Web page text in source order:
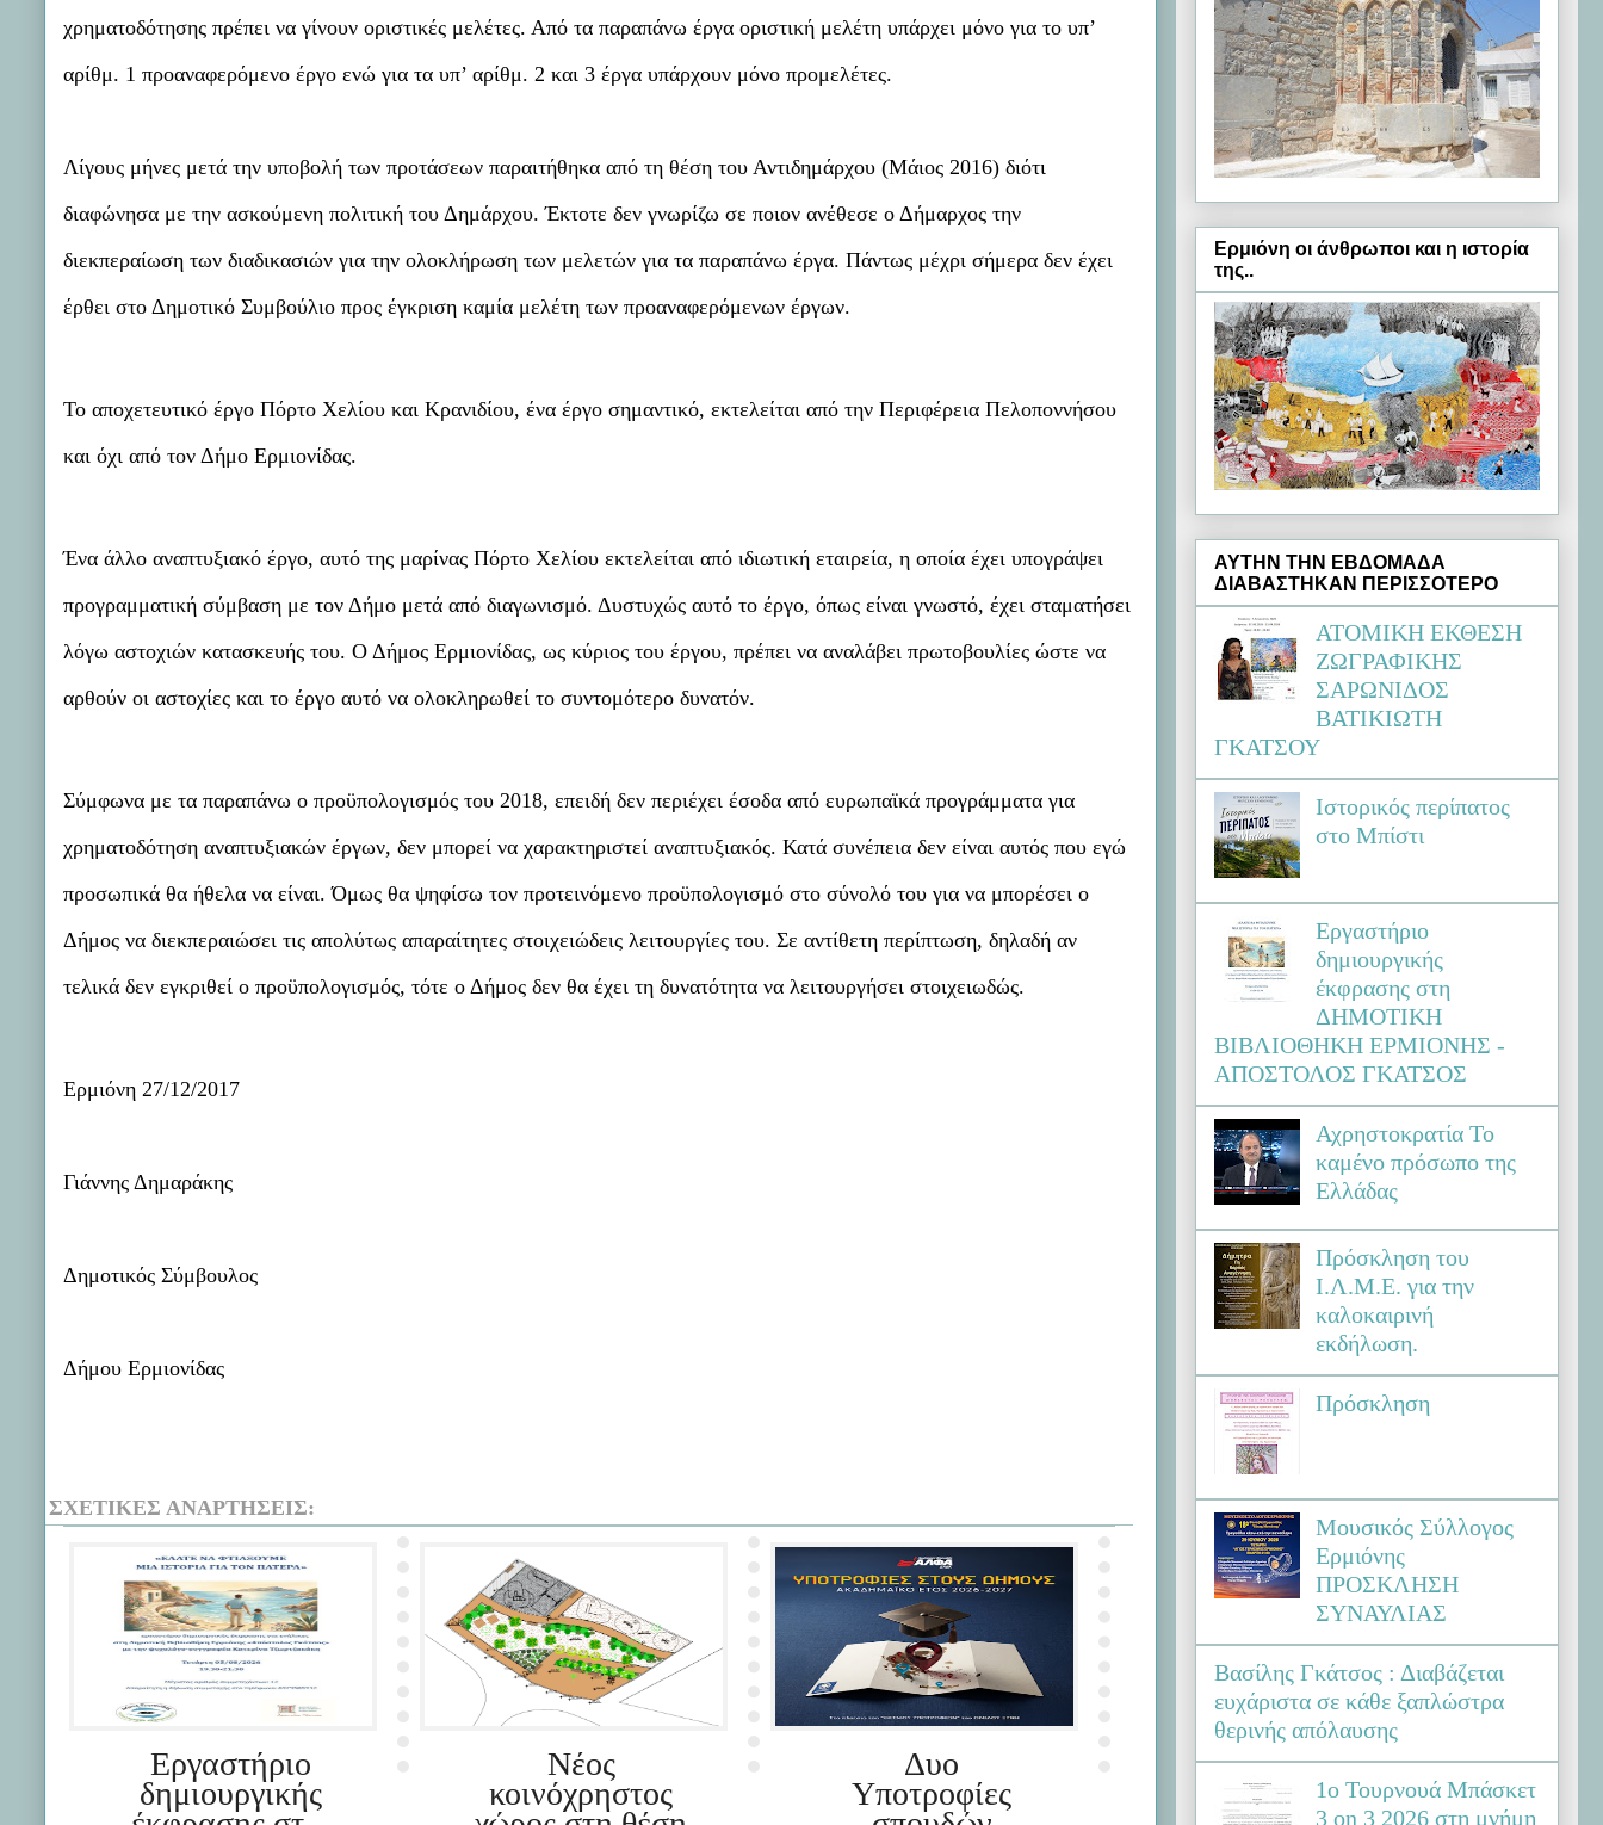
χρηματοδότησης πρέπει να γίνουν οριστικές μελέτες. Από τα παραπάνω έργα οριστική μελέτη υπάρχει μόνο για το υπ’
αρίθμ. 1 προαναφερόμενο έργο ενώ για τα υπ’ αρίθμ. 2 και 3 έργα υπάρχουν μόνο προμελέτες.
Λίγους μήνες μετά την υποβολή των προτάσεων παραιτήθηκα από τη θέση του Αντιδημάρχου (Μάιος 2016) διότι
διαφώνησα με την ασκούμενη πολιτική του Δημάρχου. Έκτοτε δεν γνωρίζω σε ποιον ανέθεσε ο Δήμαρχος την
διεκπεραίωση των διαδικασιών για την ολοκλήρωση των μελετών για τα παραπάνω έργα. Πάντως μέχρι σήμερα δεν έχει
έρθει στο Δημοτικό Συμβούλιο προς έγκριση καμία μελέτη των προαναφερόμενων έργων.
Το αποχετευτικό έργο Πόρτο Χελίου και Κρανιδίου, ένα έργο σημαντικό, εκτελείται από την Περιφέρεια Πελοποννήσου
και όχι από τον Δήμο Ερμιονίδας.
Ένα άλλο αναπτυξιακό έργο, αυτό της μαρίνας Πόρτο Χελίου εκτελείται από ιδιωτική εταιρεία, η οποία έχει υπογράψει
προγραμματική σύμβαση με τον Δήμο μετά από διαγωνισμό. Δυστυχώς αυτό το έργο, όπως είναι γνωστό, έχει σταματήσει
λόγω αστοχιών κατασκευής του. Ο Δήμος Ερμιονίδας, ως κύριος του έργου, πρέπει να αναλάβει πρωτοβουλίες ώστε να
αρθούν οι αστοχίες και το έργο αυτό να ολοκληρωθεί το συντομότερο δυνατόν.
Σύμφωνα με τα παραπάνω ο προϋπολογισμός του 2018, επειδή δεν περιέχει έσοδα από ευρωπαϊκά προγράμματα για
χρηματοδότηση αναπτυξιακών έργων, δεν μπορεί να χαρακτηριστεί αναπτυξιακός. Κατά συνέπεια δεν είναι αυτός που εγώ
προσωπικά θα ήθελα να είναι. Όμως θα ψηφίσω τον προτεινόμενο προϋπολογισμό στο σύνολό του για να μπορέσει ο
Δήμος να διεκπεραιώσει τις απολύτως απαραίτητες στοιχειώδεις λειτουργίες του. Σε αντίθετη περίπτωση, δηλαδή αν
τελικά δεν εγκριθεί ο προϋπολογισμός, τότε ο Δήμος δεν θα έχει τη δυνατότητα να λειτουργήσει στοιχειωδώς.
Ερμιόνη 27/12/2017
Γιάννης Δημαράκης
Δημοτικός Σύμβουλος
Δήμου Ερμιονίδας
ΣΧΕΤΙΚΈΣ ΑΝΑΡΤΉΣΕΙΣ:
Εργαστήριο
δημιουργικής
Νέος
κοινόχρηστος
Δυο
Υποτροφίες
Ερμιόνη oι άνθρωποι και η ιστορία
της..
ΑΥΤΗΝ ΤΗΝ ΕΒΔΟΜΑΔΑ
ΔΙΑΒΑΣΤΗΚΑΝ ΠΕΡΙΣΣΟΤΕΡΟ
ΑΤΟΜΙΚΗ ΕΚΘΕΣΗ
ΖΩΓΡΑΦΙΚΗΣ
ΣΑΡΩΝΙΔΟΣ
ΒΑΤΙΚΙΩΤΗ
ΓΚΑΤΣΟΥ
Ιστορικός περίπατος
στο Μπίστι
Εργαστήριο
δημιουργικής
έκφρασης στη
ΔΗΜΟΤΙΚΗ
ΒΙΒΛΙΟΘΗΚΗ ΕΡΜΙΟΝΗΣ -
ΑΠΟΣΤΟΛΟΣ ΓΚΑΤΣΟΣ
Αχρηστοκρατία Το
καμένο πρόσωπο της
Ελλάδας
Πρόσκληση του
Ι.Λ.Μ.Ε. για την
καλοκαιρινή
εκδήλωση.
Πρόσκληση
Μουσικός Σύλλογος
Ερμιόνης
ΠΡΟΣΚΛΗΣΗ
ΣΥΝΑΥΛΙΑΣ
Βασίλης Γκάτσος : Διαβάζεται
ευχάριστα σε κάθε ξαπλώστρα
θερινής απόλαυσης
1ο Τουρνουά Μπάσκετ
3 on 3 2026 στη μνήμη